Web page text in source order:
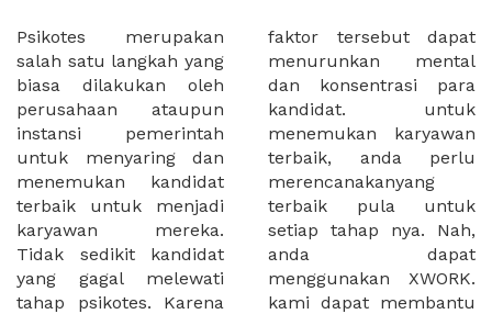
Psikotes merupakan
salah satu langkah yang
biasa dilakukan oleh
perusahaan ataupun
instansi pemerintah
untuk menyaring dan
menemukan kandidat
terbaik untuk menjadi
karyawan mereka.
Tidak sedikit kandidat
yang gagal melewati
tahap psikotes. Karena
faktor tersebut dapat
menurunkan mental
dan konsentrasi para
kandidat. untuk
menemukan karyawan
terbaik, anda perlu
merencanakanyang
terbaik pula untuk
setiap tahap nya. Nah,
anda dapat
menggunakan XWORK.
kami dapat membantu